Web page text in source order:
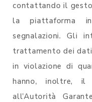
contattando il
la piattaforma
segnalazioni. Gli
trattamento dei
in violazione di
hanno, inoltre, il
all’Autorità